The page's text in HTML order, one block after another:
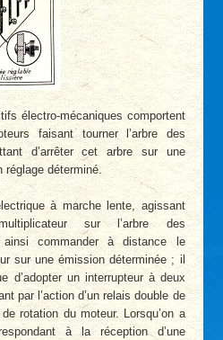
électro-mécaniques comportent
faisant tourner l’arbre des
d’arrêter cet arbre sur une
réglage déterminé.
à marche lente, agissant
sur l’arbre des
commander à distance le
sur une émission déterminée ; il
d’adopter un interrupteur à deux
par l’action d’un relais double de
rotation du moteur. Lorsqu’on a
à la réception d’une